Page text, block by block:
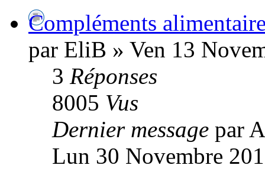
Compléments
par EliB » Ven 13
3 Réponses
8005 Vus
Dernier message par
Lun 30 Novembre